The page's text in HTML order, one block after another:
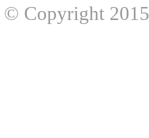
© Copyright 2015